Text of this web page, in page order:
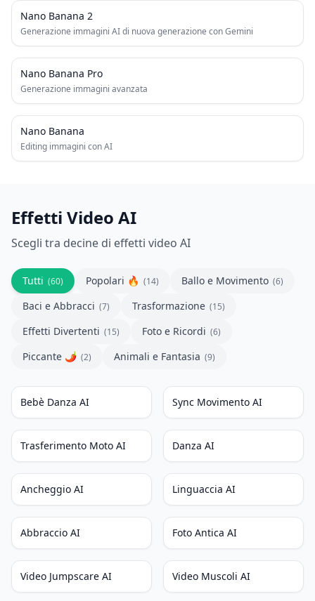
NEW
Nano Banana 2
Generazione immagini AI di nuova generazione con Gemini
NEW
Nano Banana Pro
Generazione immagini avanzata
Nano Banana
Editing immagini con AI
Effetti Video AI
Scegli tra decine di effetti video AI
Tutti (60) Popolari 🔥 (14) Ballo e Movimento (6)
Baci e Abbracci (7) Trasformazione (15)
Effetti Divertenti (15) Foto e Ricordi (6)
Piccante 🌶️ (2) Animali e Fantasia (9)
NUOVO
Bebè Danza AI Sync Movimento AI
NUOVO
Trasferimento Moto AI POPOLARE
Danza AI
NUOVO
Ancheggio AI Linguaccia AI
POPOLARE
Abbraccio AI POPOLARE
Foto Antica AI
Video Jumpscare AI Video Muscoli AI